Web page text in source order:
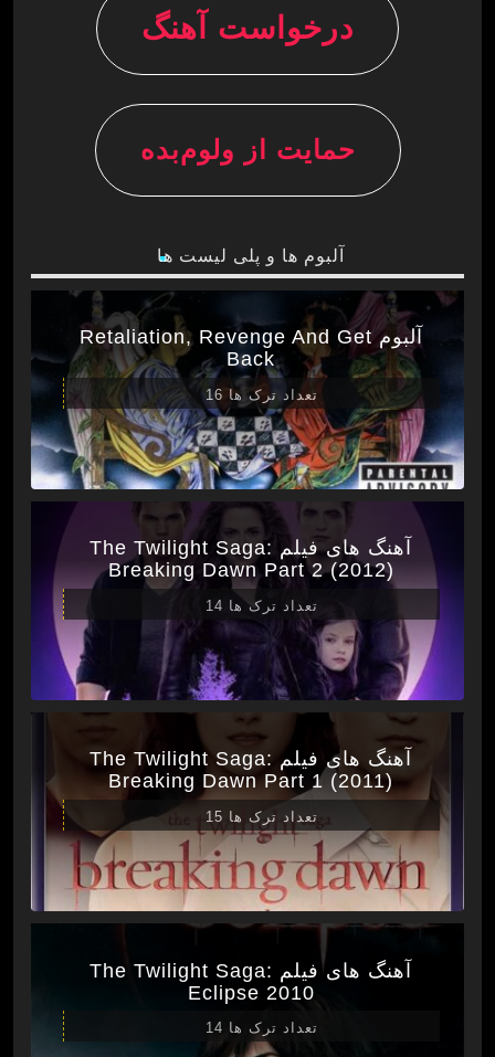
درخواست آهنگ
حمایت از ولوم‌بده
آلبوم ها و پلی لیست ها
آلبوم Retaliation, Revenge And Get
Back
تعداد ترک ها 16
آهنگ های فیلم The Twilight Saga:
Breaking Dawn Part 2 (2012)
تعداد ترک ها 14
آهنگ های فیلم The Twilight Saga:
Breaking Dawn Part 1 (2011)
تعداد ترک ها 15
آهنگ های فیلم The Twilight Saga:
Eclipse 2010
تعداد ترک ها 14